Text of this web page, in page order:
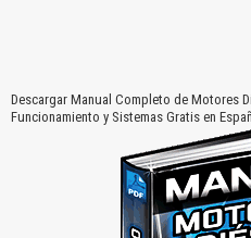
Descargar Manual Completo de Motores
Funcionamiento y Sistemas Gratis en